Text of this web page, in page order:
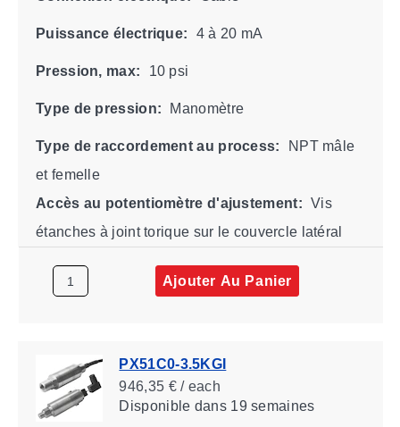
Puissance électrique: 4 à 20 mA
Pression, max: 10 psi
Type de pression: Manomètre
Type de raccordement au process:
NPT mâle
et femelle
Accès au potentiomètre d'ajustement: Vis
étanches à joint torique sur le couvercle latéral
Ajouter Au Panier
PX51C0-3.5KGI
946,35 € / each
Disponibledans 19 semaines